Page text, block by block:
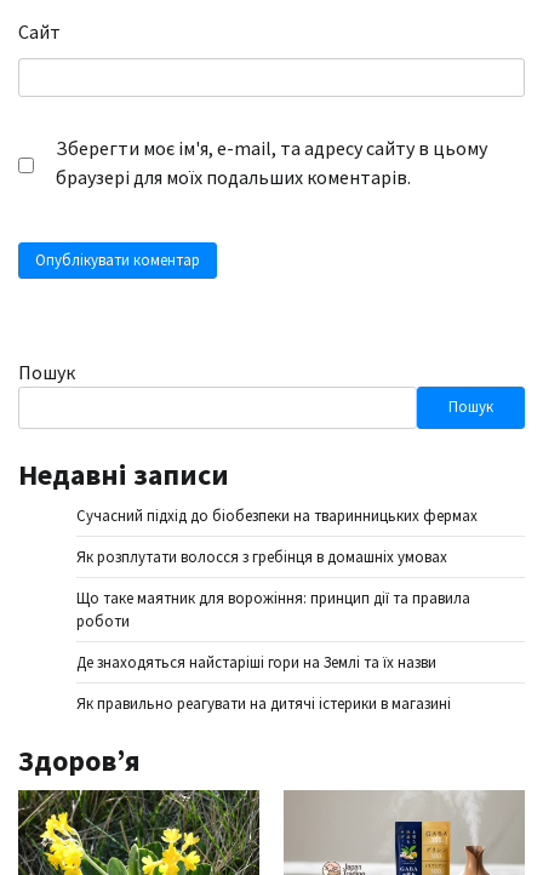
Сайт
Зберегти моє ім'я, e-mail, та адресу сайту в цьому
браузері для моїх подальших коментарів.
Пошук
Пошук
Недавні записи
Сучасний підхід до біобезпеки на тваринницьких фермах
Як розплутати волосся з гребінця в домашніх умовах
Що таке маятник для ворожіння: принцип дії та правила
роботи
Де знаходяться найстаріші гори на Землі та їх назви
Як правильно реагувати на дитячі істерики в магазині
Здоров’я